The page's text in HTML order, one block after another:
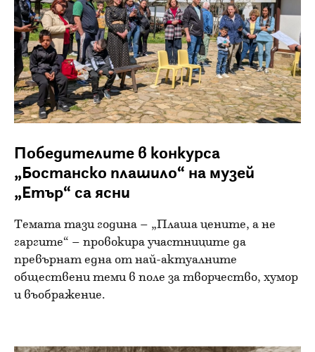
Победителите в конкурса
„Бостанско плашило“ на музей
„Етър“ са ясни
Темата тази година – „Плаша цените, а не
гаргите“ – провокира участниците да
превърнат една от най-актуалните
обществени теми в поле за творчество, хумор
и въображение.